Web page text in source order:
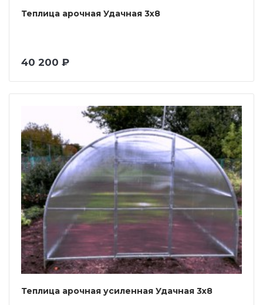
Теплица арочная Удачная 3х8
40 200 ₽
Теплица арочная усиленная Удачная 3х8